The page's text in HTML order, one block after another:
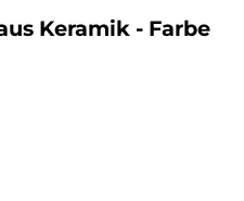
Keramik - Farbe